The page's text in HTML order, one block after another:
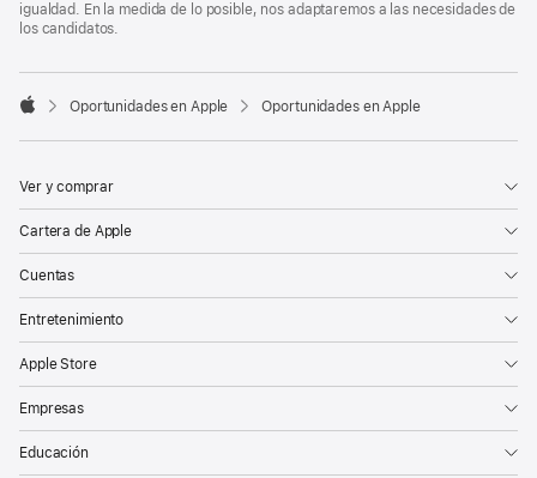
igualdad. En la medida de lo posible, nos adaptaremos a las necesidades de
los candidatos.

Oportunidades en Apple Oportunidades en Apple
Ver y comprar
Cartera de Apple
Cuentas
Entretenimiento
Apple Store
Empresas
Educación